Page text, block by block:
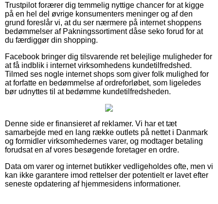
Trustpilot forærer dig temmelig nyttige chancer for at kigge
på en hel del øvrige konsumenters meninger og af den
grund foreslår vi, at du ser nærmere på internet shoppens
bedømmelser af Pakningssortiment dåse seko forud for at
du færdiggør din shopping.
Facebook bringer dig tilsvarende ret belejlige muligheder for
at få indblik i internet virksomhedens kundetilfredshed.
Tilmed ses nogle internet shops som giver folk mulighed for
at forfatte en bedømmelse af ordreforløbet, som ligeledes
bør udnyttes til at bedømme kundetilfredsheden.
Denne side er finansieret af reklamer. Vi har et tæt
samarbejde med en lang række outlets på nettet i Danmark
og formidler virksomhedernes varer, og modtager betaling
forudsat en af vores besøgende foretager en ordre.
Data om varer og internet butikker vedligeholdes ofte, men vi
kan ikke garantere imod rettelser der potentielt er lavet efter
seneste opdatering af hjemmesidens informationer.